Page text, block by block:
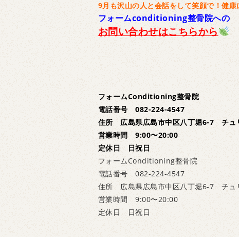
9月も沢山の人と会話をして笑顔で！健康
フォームconditioning整骨院への
お問い合わせはこちらから
フォームConditioning整骨院
電話番号 082-224-4547
住所 広島県広島市中区八丁堀6-7 チュ
営業時間 9:00〜20:00
定休日 日祝日
フォームConditioning整骨院
電話番号 082-224-4547
住所 広島県広島市中区八丁堀6-7 チュ
営業時間 9:00〜20:00
定休日 日祝日